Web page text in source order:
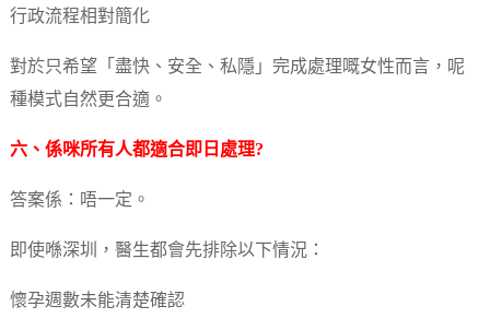
行政流程相對簡化
對於只希望「盡快、安全、私隱」完成處理嘅女性而言，呢
種模式自然更合適。
六、係咪所有人都適合即日處理?
答案係：唔一定。
即使喺深圳，醫生都會先排除以下情況：
懷孕週數未能清楚確認